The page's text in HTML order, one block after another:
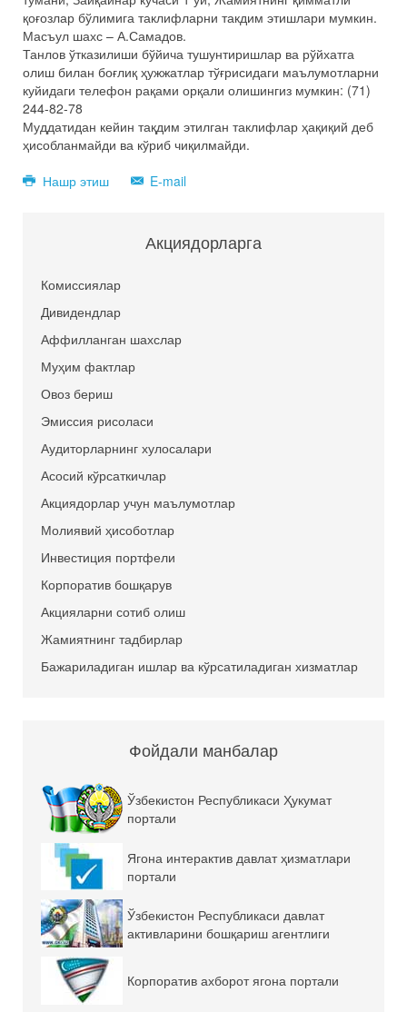
қоғозлар бўлимига таклифларни такдим этишлари мумкин.
Масъул шахс – А.Самадов.
Танлов ўтказилиши бўйича тушунтиришлар ва рўйхатга
олиш билан боғлиқ ҳужжатлар тўғрисидаги маълумотларни
куйидаги телефон рақами орқали олишингиз мумкин: (71)
244-82-78
Муддатидан кейин тақдим этилган таклифлар ҳақиқий деб
ҳисобланмайди ва кўриб чиқилмайди.
Нашр этиш
E-mail
Акциядорларга
Комиссиялар
Дивидендлар
Аффилланган шахслар
Муҳим фактлар
Овоз бериш
Эмиссия рисоласи
Аудиторларнинг хулосалари
Асосий кўрсаткичлар
Акциядорлар учун маълумотлар
Молиявий ҳисоботлар
Инвестиция портфели
Корпоратив бошқарув
Акцияларни сотиб олиш
Жамиятнинг тадбирлар
Бажариладиган ишлар ва кўрсатиладиган хизматлар
Фойдали манбалар
Ўзбекистон Республикаси Ҳукумат
портали
Ягона интерактив давлат ҳизматлари
портали
Ўзбекистон Республикаси давлат
активларини бошқариш агентлиги
Корпоратив ахборот ягона портали